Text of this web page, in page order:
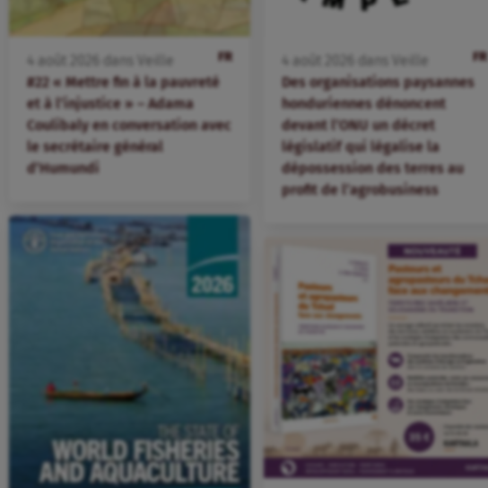
FR
août dans
Veille
#22 « Mettre fin à la pauvreté
et à l’injustice » – Adama
Coulibaly en conversation avec
le secrétaire général
d’Humundi
FR
août dans
Veille
Des organisations paysannes
honduriennes dénoncent
devant l’ONU un décret
législatif qui légalise la
dépossession des terres au
profit de l’agrobusiness